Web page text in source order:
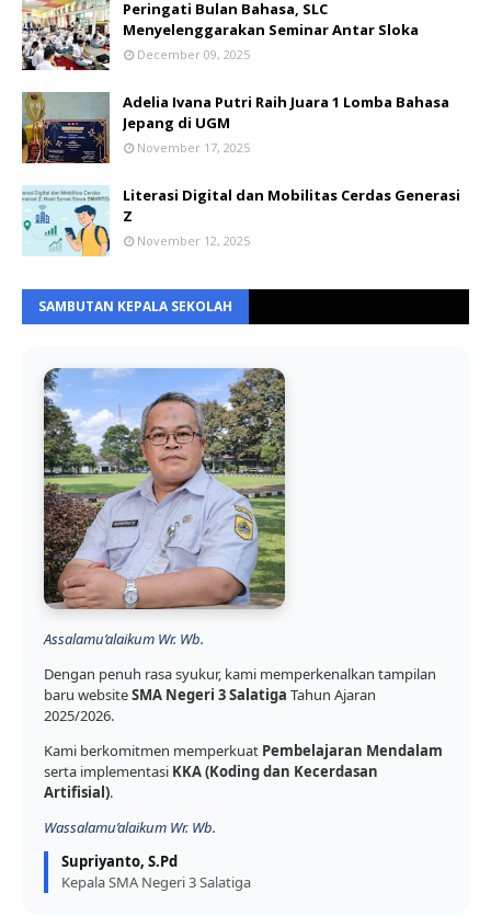
Peringati Bulan Bahasa, SLC
Menyelenggarakan Seminar Antar Sloka
December 09, 2025
Adelia Ivana Putri Raih Juara 1 Lomba Bahasa
Jepang di UGM
November 17, 2025
Literasi Digital dan Mobilitas Cerdas Generasi
Z
November 12, 2025
SAMBUTAN KEPALA SEKOLAH
Assalamu’alaikum Wr. Wb.
Dengan penuh rasa syukur, kami memperkenalkan tampilan
baru websiteSMA Negeri 3 Salatiga Tahun Ajaran
2025/2026.
Kami berkomitmen memperkuat Pembelajaran Mendalam
serta implementasi KKA (Koding dan Kecerdasan
Artifisial).
Wassalamu’alaikum Wr. Wb.
Supriyanto, S.Pd
Kepala SMA Negeri 3 Salatiga